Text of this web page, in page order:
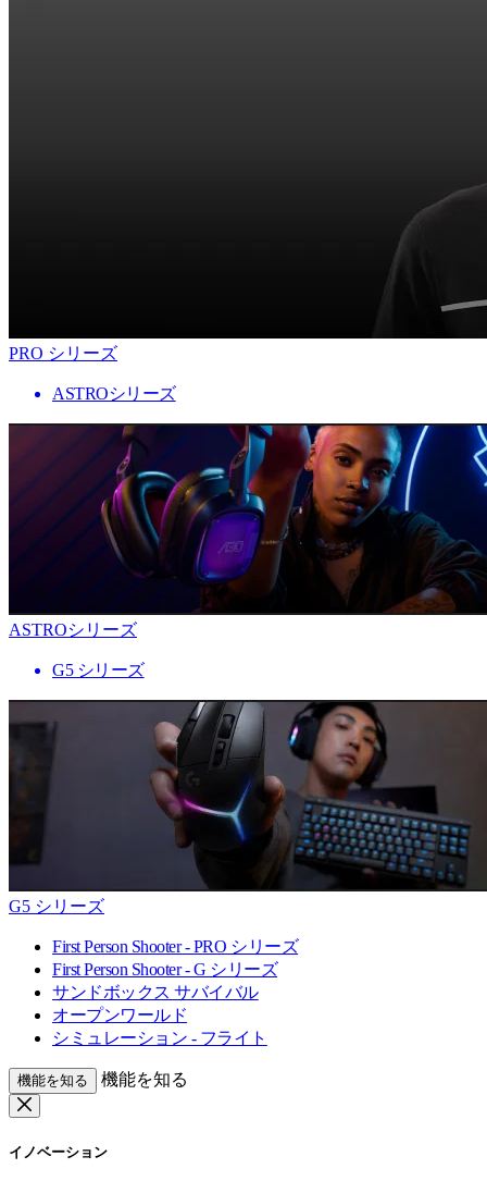
PRO シリーズ
ASTROシリーズ
ASTROシリーズ
G5 シリーズ
G5 シリーズ
First Person Shooter - PRO シリーズ
First Person Shooter - G シリーズ
サンドボックス サバイバル
オープンワールド
シミュレーション - フライト
機能を知る 機能を知る
イノベーション